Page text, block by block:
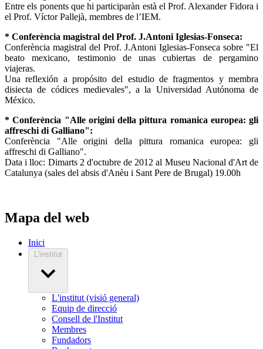
Entre els ponents que hi participaràn està el Prof. Alexander Fidora i
el Prof. Víctor Pallejà, membres de l’IEM.
* Conferència magistral del Prof. J.Antoni Iglesias-Fonseca:
Conferència magistral del Prof. J.Antoni Iglesias-Fonseca sobre "El
beato mexicano, testimonio de unas cubiertas de pergamino
viajeras.
Una reflexión a propósito del estudio de fragmentos y membra
disiecta de códices medievales", a la Universidad Autónoma de
México.
* Conferència "Alle origini della pittura romanica europea: gli
affreschi di Galliano":
Conferència "Alle origini della pittura romanica europea: gli
affreschi di Galliano".
Data i lloc: Dimarts 2 d'octubre de 2012 al Museu Nacional d'Art de
Catalunya (sales del absis d'Anèu i Sant Pere de Brugal) 19.00h
Mapa del web
Inici
L'institut
L'institut (visió general)
Equip de direcció
Consell de l'Institut
Membres
Fundadors